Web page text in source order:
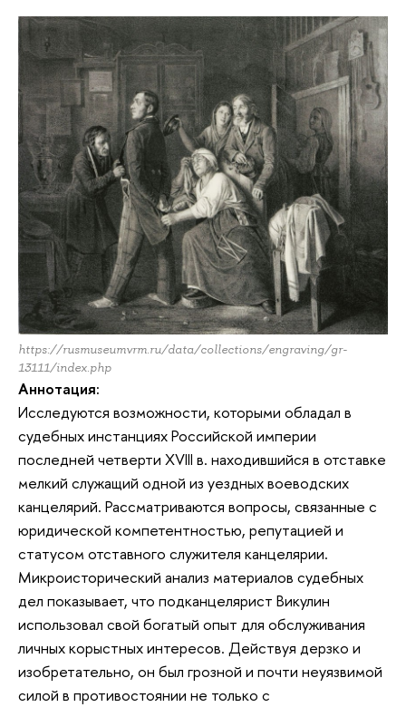
https://rusmuseumvrm.ru/data/collections/engraving/gr-
13111/index.php
Аннотация:
Исследуются возможности, которыми обладал в
судебных инстанциях Российской империи
последней четверти XVIII в. находившийся в отставке
мелкий служащий одной из уездных воеводских
канцелярий. Рассматриваются вопросы, связанные с
юридической компетентностью, репутацией и
статусом отставного служителя канцелярии.
Микроисторический анализ материалов судебных
дел показывает, что подканцелярист Викулин
использовал свой богатый опыт для обслуживания
личных корыстных интересов. Действуя дерзко и
изобретательно, он был грозной и почти неуязвимой
силой в противостоянии не только с